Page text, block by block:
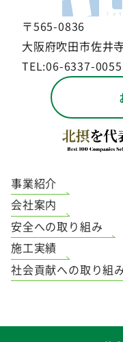
〒565-0836
大阪府吹田市佐井
TEL:06-6337-0055
事業紹介
会社案内
安全への取り組み
施工実績
社会貢献への取り組